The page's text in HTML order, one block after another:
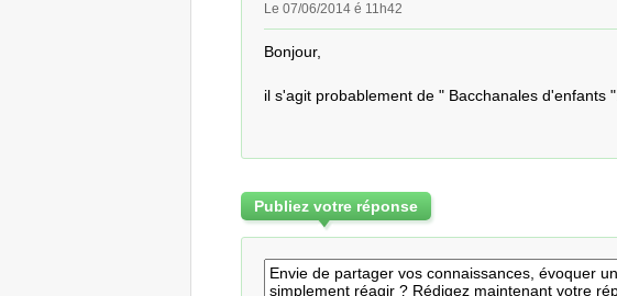
Le 07/06/2014 é 11h42
Bonjour,
il s'agit probablement de " Bacchanales d'enfants ".
Publiez votre réponse